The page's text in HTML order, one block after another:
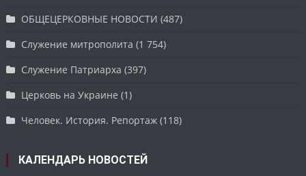
ОБЩЕЦЕРКОВНЫЕ НОВОСТИ (487)
Служение митрополита (1 754)
Служение Патриарха (397)
Церковь на Украине (1)
Человек. История. Репортаж (118)
КАЛЕНДАРЬ НОВОСТЕЙ